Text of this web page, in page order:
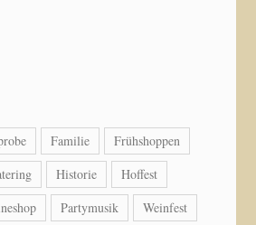
Familie
Frühshoppen
Historie
Hoffest
Partymusik Weinfest